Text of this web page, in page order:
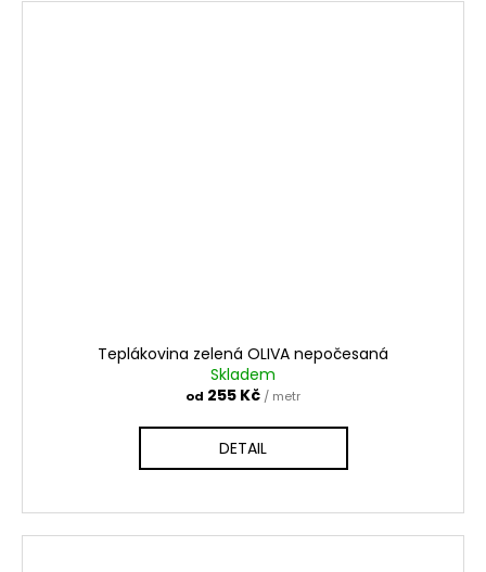
Teplákovina zelená OLIVA nepočesaná
Skladem
od 255 Kč / metr
DETAIL